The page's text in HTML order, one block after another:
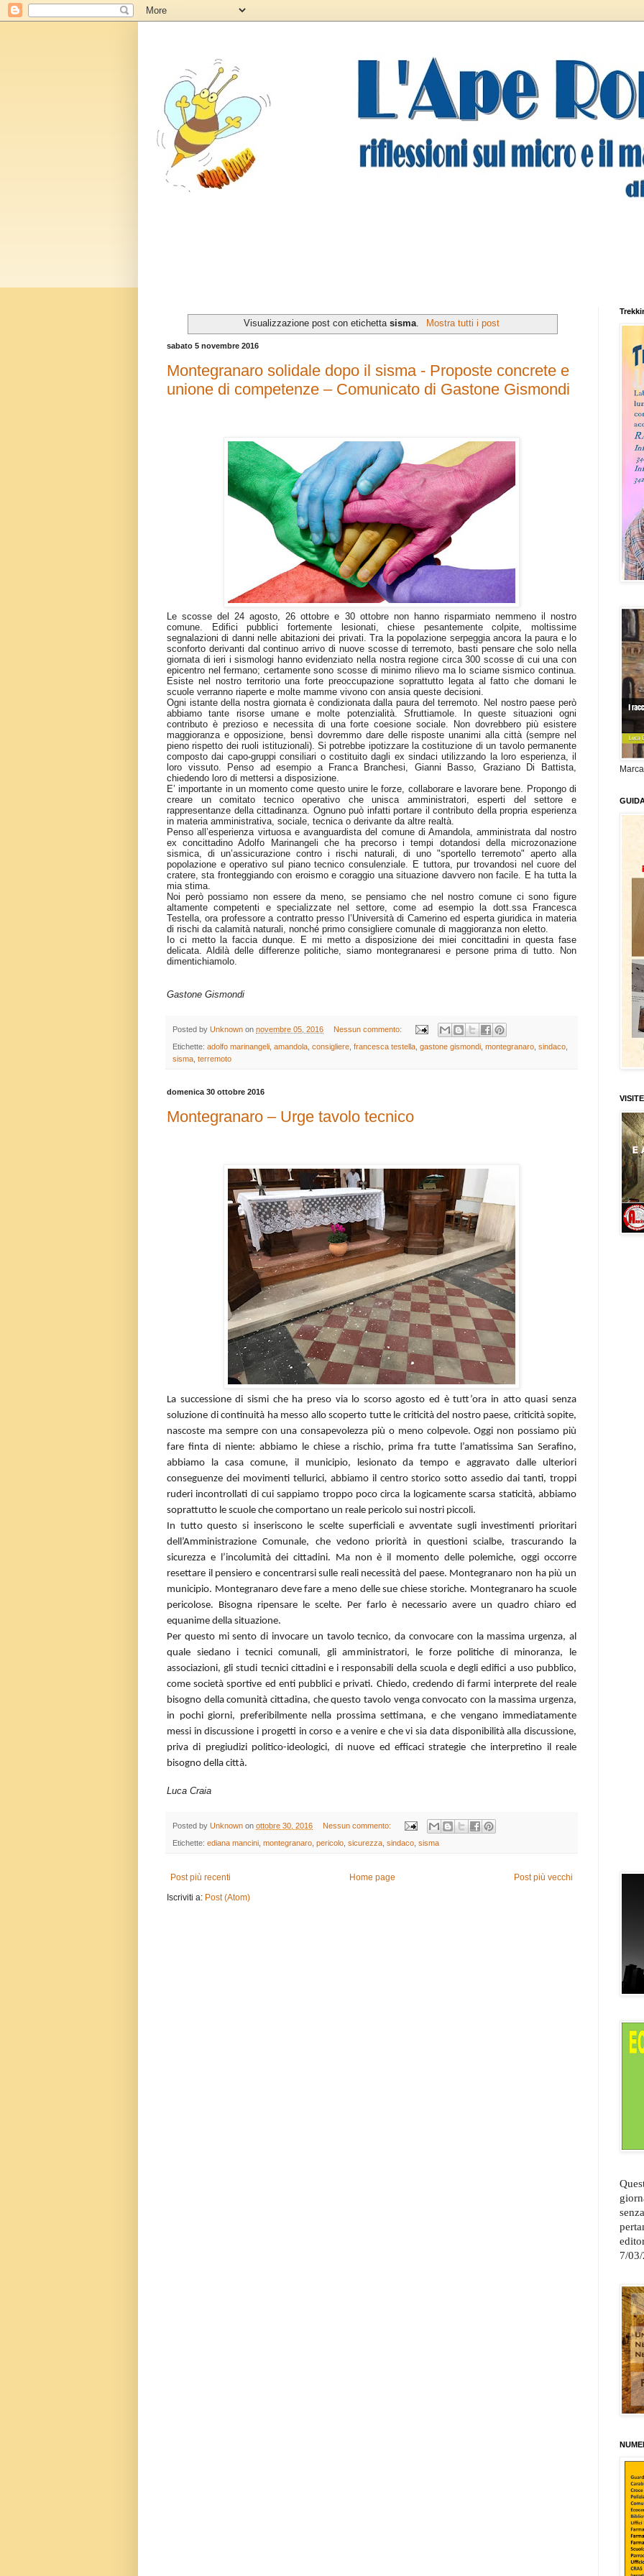
Visualizzazione post con etichettasisma Mostra tutti i post
sabato 5 novembre 2016
Montegranaro solidale dopo il sisma - Proposte concrete e
unione di competenze – Comunicato di Gastone Gismondi
Le scosse del 24 agosto, 26 ottobre e 30 ottobre non hanno risparmiato nemmeno il nostro
comune. Edifici pubblici fortemente lesionati, chiese pesantemente colpite, moltissime
segnalazioni di danni nelle abitazioni dei privati. Tra la popolazione serpeggia ancora la paura e lo
sconforto derivanti dal continuo arrivo di nuove scosse di terremoto, basti pensare che solo nella
giornata di ieri i sismologi hanno evidenziato nella nostra regione circa 300 scosse di cui una con
epicentro nel fermano; certamente sono scosse di minimo rilievo ma lo sciame sismico continua.
Esiste nel nostro territorio una forte preoccupazione soprattutto legata al fatto che domani le
scuole verranno riaperte e molte mamme vivono con ansia queste decisioni.
Ogni istante della nostra giornata è condizionata dalla paura del terremoto. Nel nostro paese però
abbiamo tante risorse umane e molte potenzialità. Sfruttiamole. In queste situazioni ogni
contributo è prezioso e necessita di una forte coesione sociale. Non dovrebbero più esistere
maggioranza e opposizione, bensì dovremmo dare delle risposte unanimi alla città (sempre nel
pieno rispetto dei ruoli istituzionali). Si potrebbe ipotizzare la costituzione di un tavolo permanente
composto dai capo-gruppi consiliari o costituito dagli ex sindaci utilizzando la loro esperienza, il
loro vissuto. Penso ad esempio a Franca Branchesi, Gianni Basso, Graziano Di Battista,
chiedendo loro di mettersi a disposizione.
E’ importante in un momento come questo unire le forze, collaborare e lavorare bene. Propongo di
creare un comitato tecnico operativo che unisca amministratori, esperti del settore e
rappresentanze della cittadinanza. Ognuno può infatti portare il contributo della propria esperienza
in materia amministrativa, sociale, tecnica o derivante da altre realtà.
Penso all’esperienza virtuosa e avanguardista del comune di Amandola, amministrata dal nostro
ex concittadino Adolfo Marinangeli che ha precorso i tempi dotandosi della microzonazione
sismica, di un’assicurazione contro i rischi naturali, di uno "sportello terremoto" aperto alla
popolazione e operativo sul piano tecnico consulenziale. E tuttora, pur trovandosi nel cuore del
cratere, sta fronteggiando con eroismo e coraggio una situazione davvero non facile. E ha tutta la
mia stima.
Noi però possiamo non essere da meno, se pensiamo che nel nostro comune ci sono figure
altamente competenti e specializzate nel settore, come ad esempio la dott.ssa Francesca
Testella, ora professore a contratto presso l’Università di Camerino ed esperta giuridica in materia
di rischi da calamità naturali, nonché primo consigliere comunale di maggioranza non eletto.
Io ci metto la faccia dunque. E mi metto a disposizione dei miei concittadini in questa fase
delicata. Aldilà delle differenze politiche, siamo montegranaresi e persone prima di tutto. Non
dimentichiamolo.
Gastone Gismondi
Posted by Unknown on novembre 05, 2016 Nessun commento:
Etichette: adolfo marinangeli amandola consigliere francesca testella gastone gismondi montegranaro sindaco
sisma terremoto
domenica 30 ottobre 2016
Montegranaro – Urge tavolo tecnico
La successione di sismi che ha preso via lo scorso agosto ed è tutt’ora in atto quasi senza
soluzione di continuità ha messo allo scoperto tutte le criticità del nostro paese, criticità sopite,
nascoste ma sempre con una consapevolezza più o meno colpevole. Oggi non possiamo più
fare finta di niente: abbiamo le chiese a rischio, prima fra tutte l’amatissima San Serafino,
abbiamo la casa comune, il municipio, lesionato da tempo e aggravato dalle ulteriori
conseguenze dei movimenti tellurici, abbiamo il centro storico sotto assedio dai tanti, troppi
ruderi incontrollati di cui sappiamo troppo poco circa la logicamente scarsa staticità, abbiamo
soprattutto le scuole che comportano un reale pericolo sui nostri piccoli.
In tutto questo si inseriscono le scelte superficiali e avventate sugli investimenti prioritari
dell’Amministrazione Comunale, che vedono priorità in questioni scialbe, trascurando la
sicurezza e l’incolumità dei cittadini. Ma non è il momento delle polemiche, oggi occorre
resettare il pensiero e concentrarsi sulle reali necessità del paese. Montegranaro non ha più un
municipio. Montegranaro deve fare a meno delle sue chiese storiche. Montegranaro ha scuole
pericolose. Bisogna ripensare le scelte. Per farlo è necessario avere un quadro chiaro ed
equanime della situazione.
Per questo mi sento di invocare un tavolo tecnico, da convocare con la massima urgenza, al
quale siedano i tecnici comunali, gli amministratori, le forze politiche di minoranza, le
associazioni, gli studi tecnici cittadini e i responsabili della scuola e degli edifici a uso pubblico,
come società sportive ed enti pubblici e privati. Chiedo, credendo di farmi interprete del reale
bisogno della comunità cittadina, che questo tavolo venga convocato con la massima urgenza,
in pochi giorni, preferibilmente nella prossima settimana, e che vengano immediatamente
messi in discussione i progetti in corso e a venire e che vi sia data disponibilità alla discussione,
priva di pregiudizi politico-ideologici, di nuove ed efficacistrategie che interpretino il reale
bisogno della città.
Luca Craia
Posted by Unknown on ottobre 30, 2016 Nessun commento:
Etichette: ediana mancini montegranaro pericolo sicurezza sindaco sisma
Post più recenti Post più vecchi
Home page
Iscriviti a: Post (Atom)
Marca
VISITE
7/